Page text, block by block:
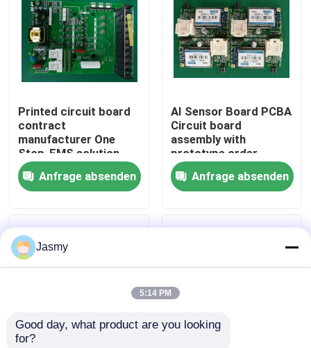
Über uns
Fabrik Tour
Qualitätskontrolle
Kontakt
Alle Fälle
ems-pcba
Printed circuit board
contract
manufacturer One
Stop-EMS solution
Components sourcing
and PCB assembly
Anfrage absenden
AI Sensor Board PCBA
Circuit board
assembly with
prototype order
acceptable
Anfrage absenden
Jasmy
5:14 PM
Good day, what product are you looking
for?